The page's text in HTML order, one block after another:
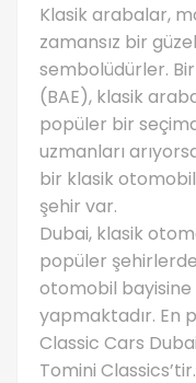
Klasik arabalar,
zamansız bir
sembolüdürler.
(BAE), klasik
popüler bir
uzmanları
bir klasik
şehir var.
Dubai, klasik
popüler
otomobil bayisine
yapmaktadır. En
Classic Cars
Tomini